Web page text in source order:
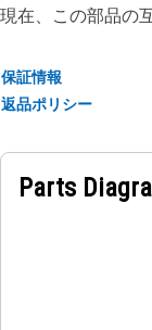
現在、この部品の
保証情報
返品ポリシー
Parts